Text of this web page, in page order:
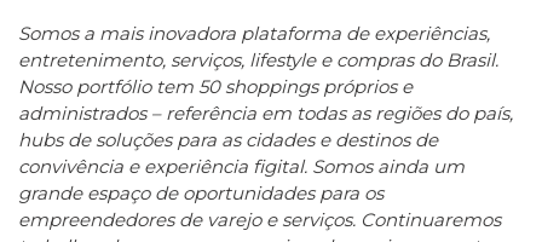
Somos a mais inovadora plataforma de experiências,
entretenimento, serviços, lifestyle e compras do Brasil.
Nosso portfólio tem 50 shoppings próprios e
administrados – referência em todas as regiões do país,
hubs de soluções para as cidades e destinos de
convivência e experiência figital. Somos ainda um
grande espaço de oportunidades para os
empreendedores de varejo e serviços. Continuaremos